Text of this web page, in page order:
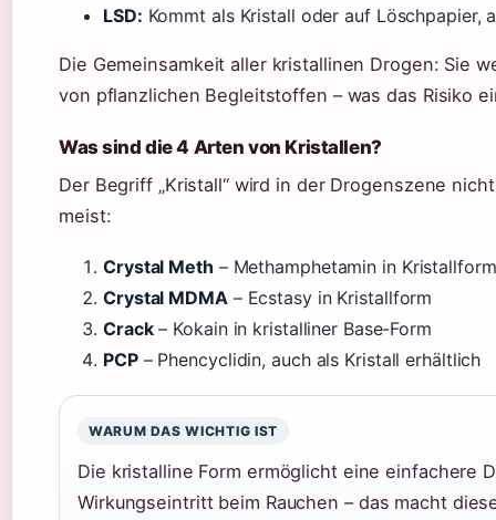
LSD: Kommt als Kristall oder auf Löschpapier,
Die Gemeinsamkeit aller kristallinen Drogen: Sie
von pflanzlichen Begleitstoffen – was das Risiko
Was sind die 4 Arten von Kristallen?
Der Begriff „Kristall“ wird in der Drogenszene
meist:
Crystal Meth – Methamphetamin in Kristallform
Crystal MDMA – Ecstasy in Kristallform
Crack– Kokain in kristalliner Base-Form
PCP– Phencyclidin, auch als Kristall erhältlich
WARUM DAS WICHTIG IST
Die kristalline Form ermöglicht eine einfachere
Wirkungseintritt beim Rauchen – das macht